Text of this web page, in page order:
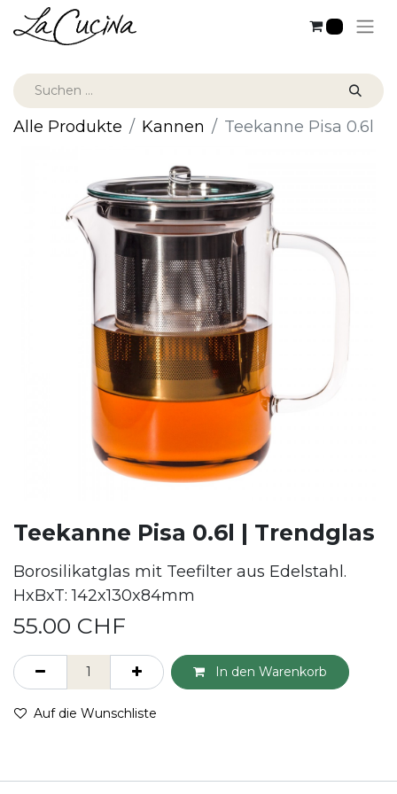
Alle Produkte Kannen Teekanne Pisa 0.6l
Teekanne Pisa 0.6l | Trendglas
Borosilikatglas mit Teefilter aus Edelstahl.
HxBxT: 142x130x84mm
55.00 CHF
In den Warenkorb
Auf die Wunschliste